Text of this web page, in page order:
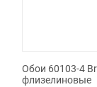
Обои 60103-4
флизелиновые